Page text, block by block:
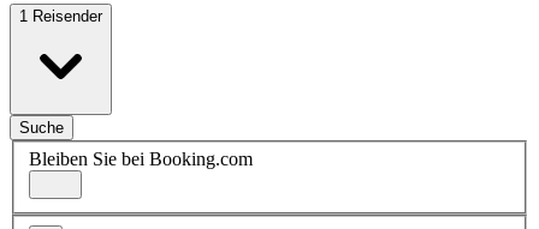
1 Reisender
Suche
Bleiben Sie bei Booking.com